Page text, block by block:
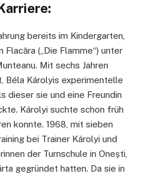
bereits im Kindergarten,
(„Die Flamme“) unter
Mit sechs Jahren
Béla Károlyis experimentelle
dieser sie und eine Freundin
Károlyi suchte schon früh
konnte. 1968, mit sieben
bei Trainer Károlyi und
der Turnschule in Onești,
gegründet hatten. Da sie in